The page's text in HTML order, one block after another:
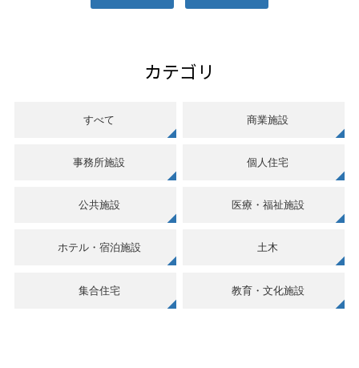
カテゴリ
すべて 商業施設
事務所施設 個人住宅
公共施設 医療・福祉施設
ホテル・宿泊施設 土木
集合住宅 教育・文化施設